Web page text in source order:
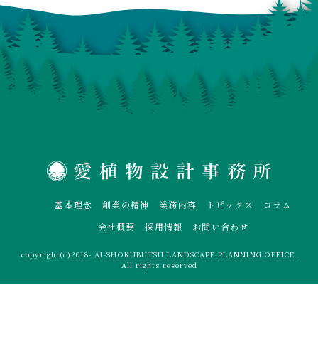
基本理念 創業の精神 業務内容 トピックス
コラム
会社概要
採用情報 お問い合わせ
copyright(c)2018- AI-SHOKUBUTSU LANDSCAPE PLANNING OFFICE.
All rights reserved